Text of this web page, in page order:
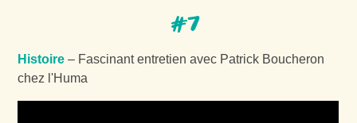
#7
Histoire – Fascinant entretien avec Patrick Boucheron
chez l'Huma